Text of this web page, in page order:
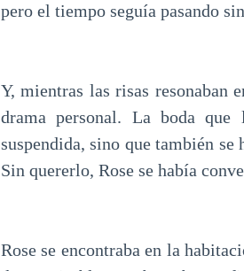
pero el tiempo seguía pasando
Y, mientras las risas resonaban
drama personal. La boda
suspendida, sino que también
Sin quererlo, Rose se había
Rose se encontraba en la